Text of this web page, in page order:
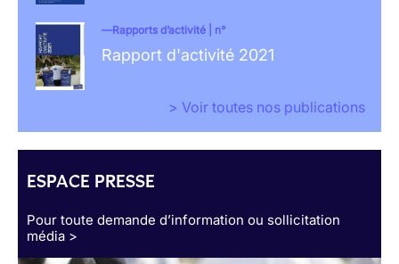
Rapports d’activité | n°
Rapport d'activité 2021
> Voir toutes nos publications
ESPACE PRESSE
Pour toute demande d’information ou sollicitation
média >